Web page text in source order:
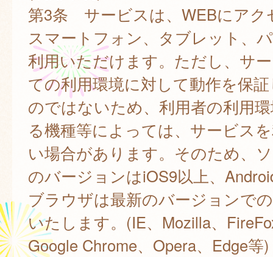
第3条 サービスは、WEBにアク
スマートフォン、タブレット、
利用いただけます。ただし、サ
ての利用環境に対して動作を保
のではないため、利用者の利用
る機種等によっては、サービス
い場合があります。そのため、
のバージョンはiOS9以上、
ブラウザは最新のバージョンで
いたします。(IE、Mozilla、
Google Chrome、Opera、Edge等)